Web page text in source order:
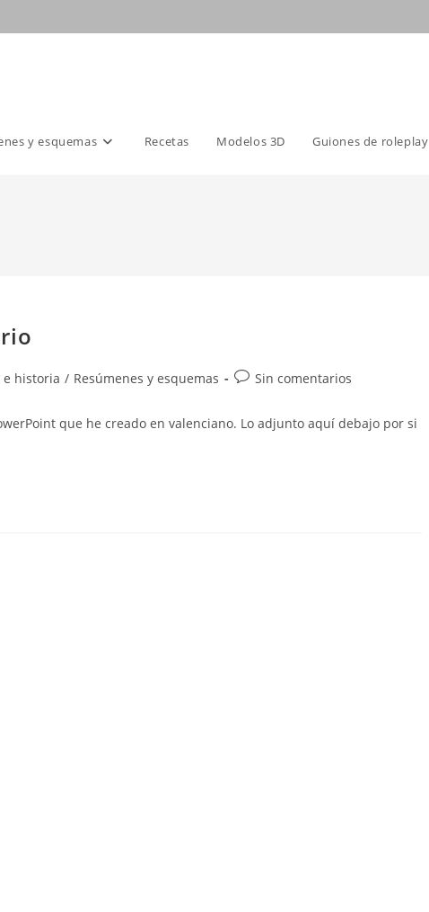
y esquemas Recetas Modelos 3D Guiones de roleplay
e historia / Resúmenes y esquemas
Comentarios
la
entrada:
Sin comentarios
que he creado en valenciano. Lo adjunto aquí debajo por si